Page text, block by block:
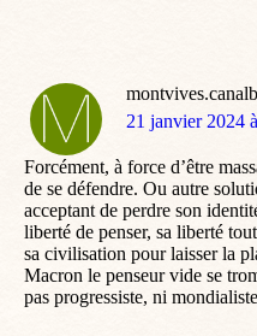
dit
21 janvier 2024
Forcément, à force d’être
de se défendre. Ou autre
acceptant de perdre son
liberté de penser, sa liberté
sa civilisation pour laisser la
Macron le penseur vide se
pas progressiste, ni